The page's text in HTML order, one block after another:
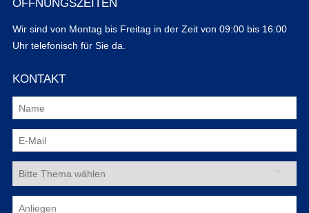
ÖFFNUNGSZEITEN
Wir sind von Montag bis Freitag in der Zeit von 09:00 bis 16:00
Uhr telefonisch für Sie da.
KONTAKT